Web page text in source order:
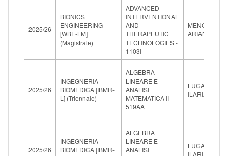
2025/26
BIONICS
ENGINEERING
[WBE-LM]
(Magistrale)
ADVANCED
INTERVENTIONAL
AND
THERAPEUTIC
TECHNOLOGIES -
1103I
MENCIASSI
ARIANNA
2025/26
INGEGNERIA
BIOMEDICA [IBMR-
L] (Triennale)
ALGEBRA
LINEARE E
ANALISI
MATEMATICA II -
519AA
LUCARDESI
ILARIA
2025/26
INGEGNERIA
BIOMEDICA [IBMR-
ALGEBRA
LINEARE E
ANALISI
LUCARDESI
ILARIA